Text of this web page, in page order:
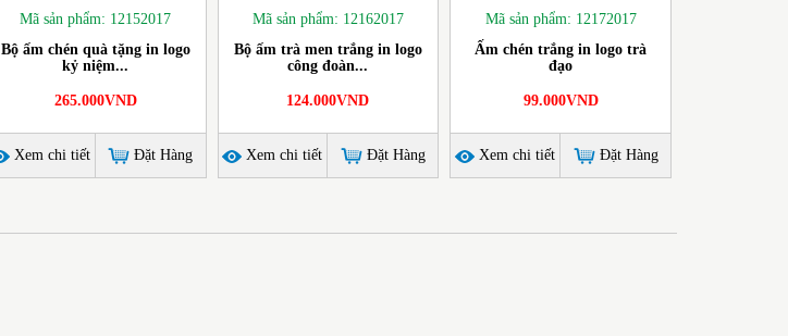
Mã sản phẩm: 12152017
Bộ ấm chén quà tặng in logo
kỷ niệm...
265.000VND
Xem chi tiết Đặt Hàng
Mã sản phẩm: 12162017
Bộ ấm trà men trắng in logo
công đoàn...
124.000VND
Xem chi tiết Đặt Hàng
Mã sản phẩm: 12172017
Ấm chén trắng in logo trà
đạo
99.000VND
Xem chi tiết Đặt Hàng